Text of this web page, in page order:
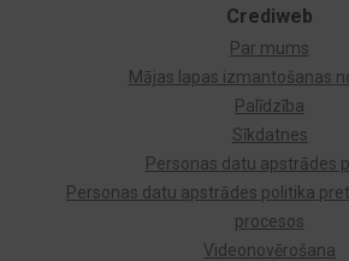
Crediweb
Par mums
Mājas lapas izmantošanas
Palīdzība
Sīkdatnes
Personas datu apstrādes
Personas datu apstrādes politika
procesos
Videonovērošana